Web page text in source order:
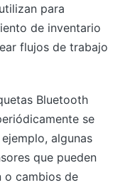
para
de inventario
flujos de trabajo
Bluetooth
se
algunas
que pueden
o cambios de